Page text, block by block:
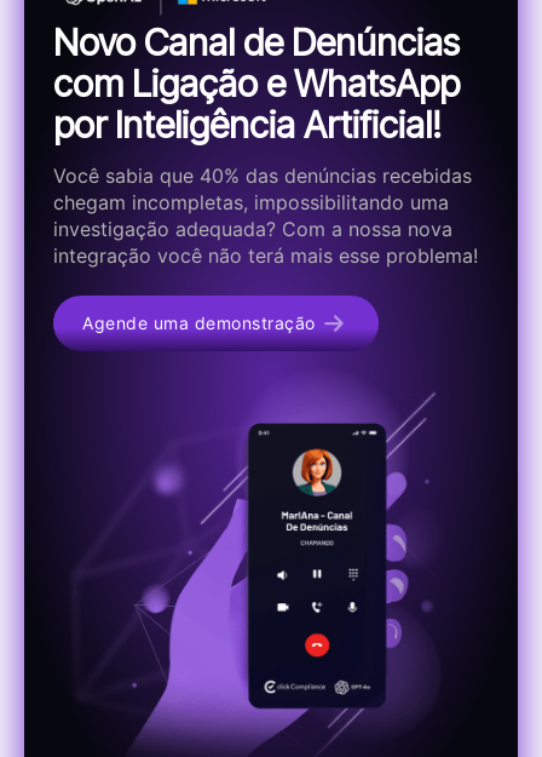
Novo Canal de Denúncias
com Ligação e WhatsApp
por Inteligência Artificial!
Você sabia que 40% das denúncias recebidas
chegam incompletas, impossibilitando uma
investigação adequada? Com a nossa nova
integração você não terá mais esse problema!
Agende uma demonstração